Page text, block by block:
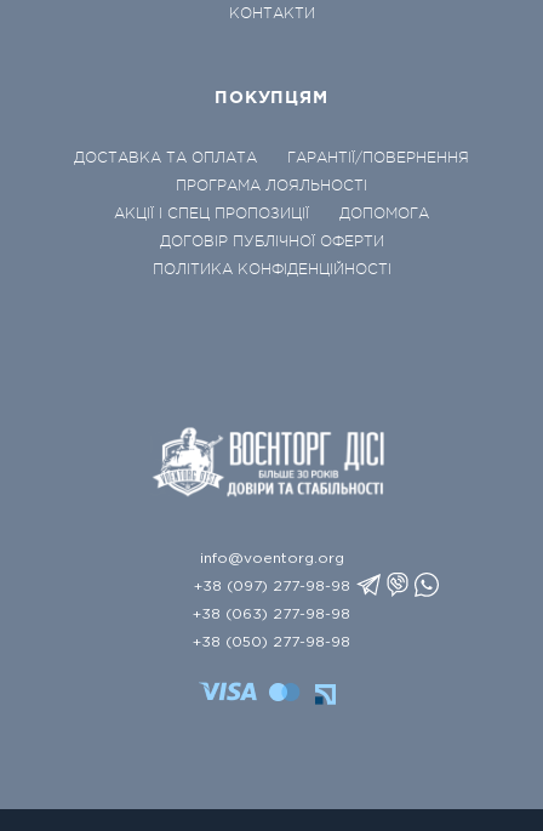
КОНТАКТИ
ПОКУПЦЯМ
ДОСТАВКА ТА ОПЛАТА
ГАРАНТІЇ/ПОВЕРНЕННЯ
ПРОГРАМА ЛОЯЛЬНОСТІ
АКЦІЇ І СПЕЦ ПРОПОЗИЦІЇ
ДОПОМОГА
ДОГОВІР ПУБЛІЧНОЇ ОФЕРТИ
ПОЛІТИКА КОНФІДЕНЦІЙНОСТІ
info@voentorg.org
+38 (097) 277-98-98
+38 (063) 277-98-98
+38 (050) 277-98-98